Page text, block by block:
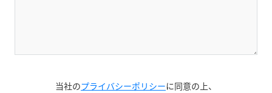
当社のプライバシーポリシーに同意の上、